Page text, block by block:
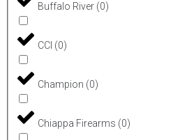
Buffalo River (0)
CCI (0)
Champion (0)
Chiappa Firearms (0)